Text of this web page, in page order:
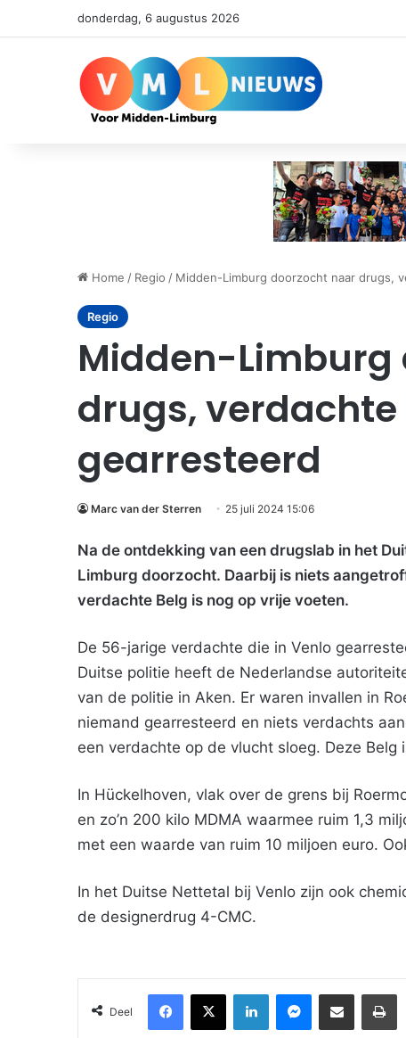
donderdag, 6 augustus 2026
Home / Regio / Midden-Limburg doorzocht naar drugs,
Regio
Midden-Limburg
drugs, verdachte
gearresteerd
Marc van der Sterren 25 juli 2024 15:06
Na de ontdekking van een drugslab in het
Limburg doorzocht. Daarbij is niets
verdachte Belg is nog op vrije voeten.
De 56-jarige verdachte die in Venlo
Duitse politie heeft de Nederlandse
van de politie in Aken. Er waren invallen in
niemand gearresteerd en niets verdachts
een verdachte op de vlucht sloeg. Deze Belg
In Hückelhoven, vlak over de grens bij
en zo’n 200 kilo MDMA waarmee ruim 1,3
met een waarde van ruim 10 miljoen euro.
In het Duitse Nettetal bij Venlo zijn ook
de designerdrug 4-CMC.
Deel
Facebook
X LinkedInMessenger
Deel via Email